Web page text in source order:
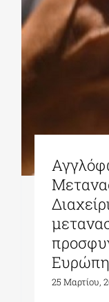
Ευρώπη
25 Μαρτίου,